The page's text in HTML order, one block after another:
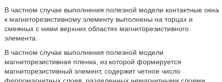
В частном случае выполнения полезной модели контактные окна
к магниторезистивному элементу выполнены на торцах и
смежных с ними верхних областях магниторезистивного
элемента.
В частном случае выполнения полезной модели
магниторезистивная пленка, из которой формируется
магниторезистивный элемент, содержит четное число